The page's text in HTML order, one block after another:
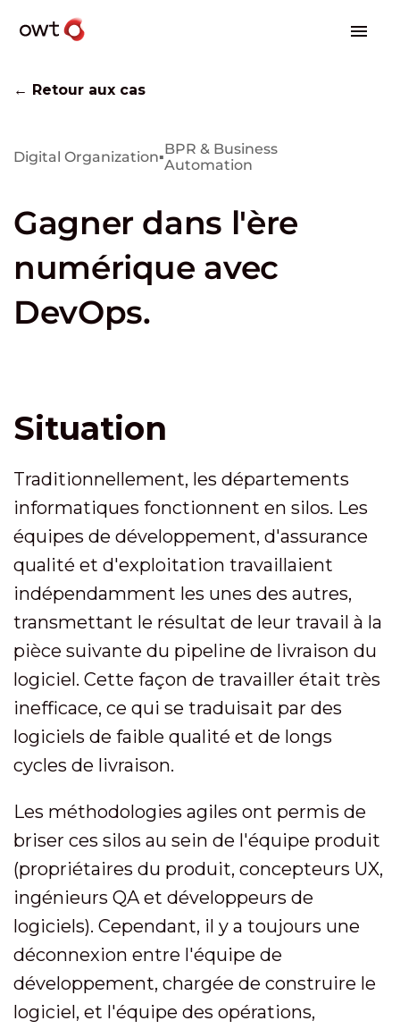
← Retour aux cas
Digital Organization▪BPR & Business
Automation
Gagner dans l'ère
numérique avec
DevOps.
Situation
Traditionnellement, les départements
informatiques fonctionnent en silos. Les
équipes de développement, d'assurance
qualité et d'exploitation travaillaient
indépendamment les unes des autres,
transmettant le résultat de leur travail à la
pièce suivante du pipeline de livraison du
logiciel. Cette façon de travailler était très
inefficace, ce qui se traduisait par des
logiciels de faible qualité et de longs
cycles de livraison.
Les méthodologies agiles ont permis de
briser ces silos au sein de l'équipe produit
(propriétaires du produit, concepteurs UX,
ingénieurs QA et développeurs de
logiciels). Cependant, il y a toujours une
déconnexion entre l'équipe de
développement, chargée de construire le
logiciel, et l'équipe des opérations,